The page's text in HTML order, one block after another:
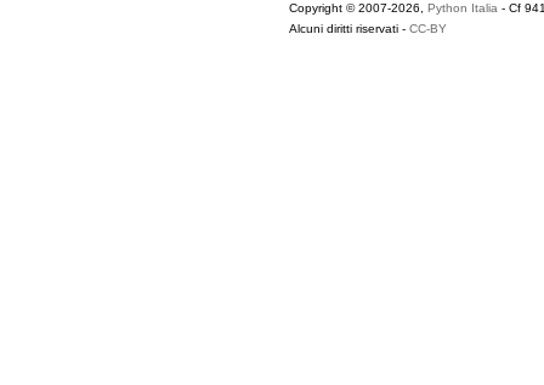
Copyright © 2007-2026, Python Italia - Cf
Alcuni diritti riservati - CC-BY